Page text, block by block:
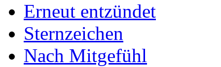
Erneut entzündet
Sternzeichen
Nach Mitgefühl